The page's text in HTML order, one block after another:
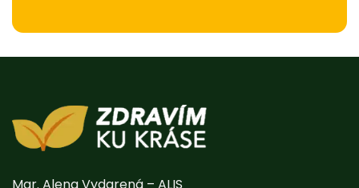
Mgr. Alena Vydarená – ALIS